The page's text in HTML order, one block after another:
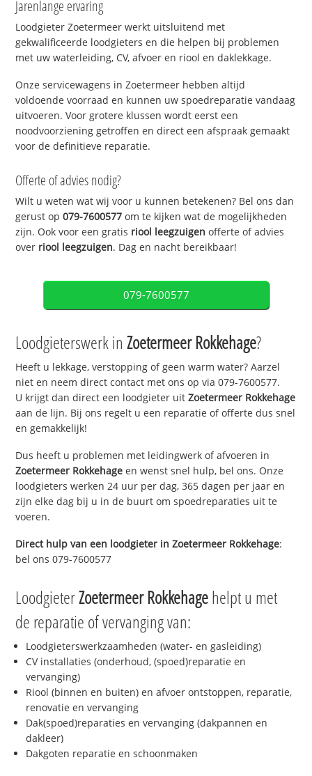
Jarenlange ervaring
Loodgieter Zoetermeer werkt uitsluitend met
gekwalificeerde loodgieters en die helpen bij problemen
met uw waterleiding, CV, afvoer en riool en daklekkage.
Onze servicewagens in Zoetermeer hebben altijd
voldoende voorraad en kunnen uw spoedreparatie vandaag
uitvoeren. Voor grotere klussen wordt eerst een
noodvoorziening getroffen en direct een afspraak gemaakt
voor de definitieve reparatie.
Offerte of advies nodig?
Wilt u weten wat wij voor u kunnen betekenen? Bel ons dan
gerust op079-7600577 om te kijken wat de mogelijkheden
zijn. Ook voor een gratis riool leegzuigen offerte of advies
over riool leegzuigen. Dag en nacht bereikbaar!
079-7600577
Loodgieterswerk inZoetermeer Rokkehage?
Heeft u lekkage, verstopping of geen warm water? Aarzel
niet en neem direct contact met ons op via 079-7600577.
U krijgt dan direct een loodgieter uitZoetermeer Rokkehage
aan de lijn. Bij ons regelt u een reparatie of offerte dus snel
en gemakkelijk!
Dus heeft u problemen met leidingwerk of afvoeren in
Zoetermeer Rokkehage en wenst snel hulp, bel ons. Onze
loodgieters werken 24 uur per dag, 365 dagen per jaar en
zijn elke dag bij u in de buurt om spoedreparaties uit te
voeren.
Direct hulp van een loodgieter inZoetermeer Rokkehage:
bel ons 079-7600577
LoodgieterZoetermeer Rokkehagehelpt u met
de reparatie of vervanging van:
Loodgieterswerkzaamheden (water- en gasleiding)
CV installaties (onderhoud, (spoed)reparatie en
vervanging)
Riool (binnen en buiten) en afvoer ontstoppen, reparatie,
renovatie en vervanging
Dak(spoed)reparaties en vervanging (dakpannen en
dakleer)
Dakgoten reparatie en schoonmaken